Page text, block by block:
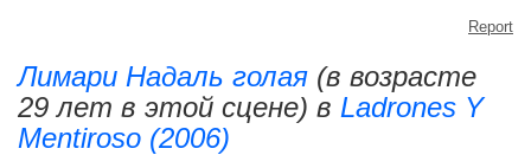
Report
Лимари Надаль голая (в возрасте
29 лет в этой сцене) в Ladrones Y
Mentiroso (2006)